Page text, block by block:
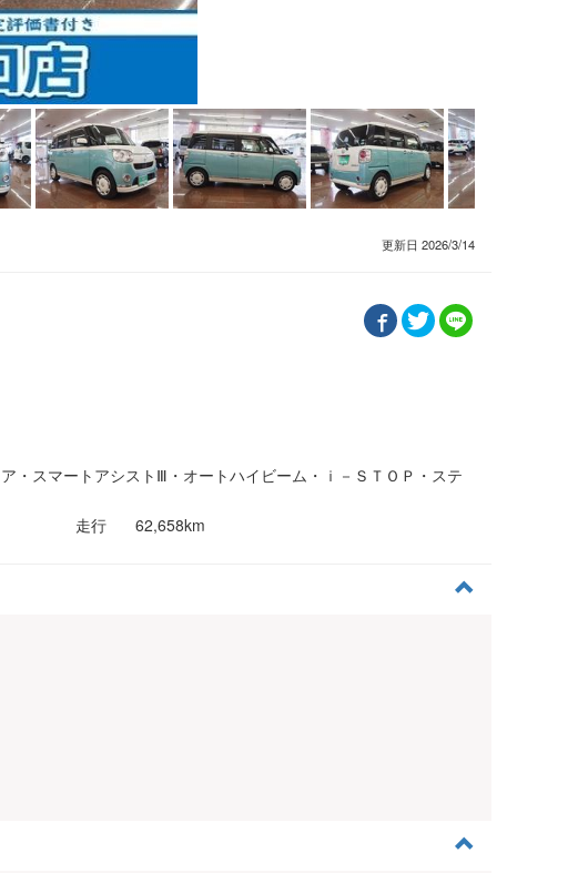
更新日 2026/3/14
・スマートアシストⅢ・オートハイビーム・ｉ－ＳＴＯＰ・ステ
走行
62,658km